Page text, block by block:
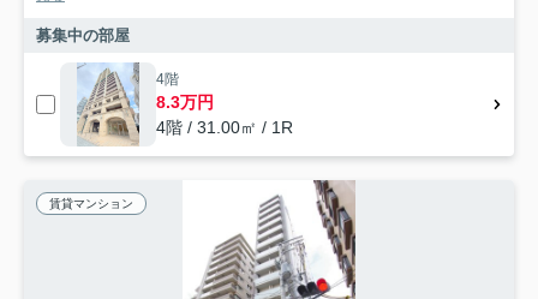
募集中の部屋
4階
8.3万円
4階 / 31.00㎡ / 1R
賃貸マンション